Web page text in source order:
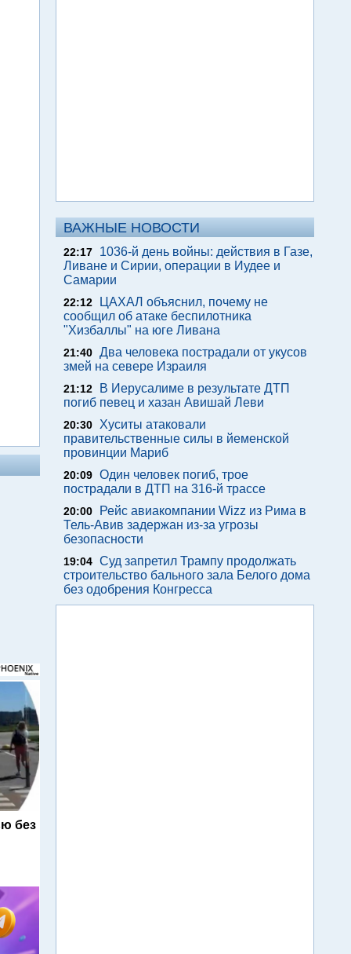
без
ВАЖНЫЕ НОВОСТИ
22:17
1036-й день войны: действия в Газе,
Ливане и Сирии, операции в Иудее и
Самарии
22:12
ЦАХАЛ объяснил, почему не
сообщил об атаке беспилотника
"Хизбаллы" на юге Ливана
21:40 Два человека пострадали от укусов
змей на севере Израиля
21:12
В Иерусалиме в результате ДТП
погиб певец и хазан Авишай Леви
20:30
Хуситы атаковали
правительственные силы в йеменской
провинции Мариб
20:09 Один человек погиб, трое
пострадали в ДТП на 316-й трассе
20:00
Рейс авиакомпании Wizz из Рима в
Тель-Авив задержан из-за угрозы
безопасности
19:04 Суд запретил Трампу продолжать
строительство бального зала Белого дома
без одобрения Конгресса